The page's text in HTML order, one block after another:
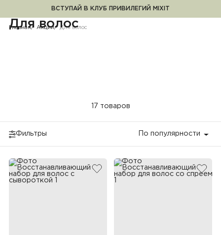
ВСТУПАЙ В КЛУБ ПРИВИЛЕГИЙ MIXIT
Для волос
Главная Акции Для волос
Для волос
17 товаров
Фильтры По популярности
добавить в избранное